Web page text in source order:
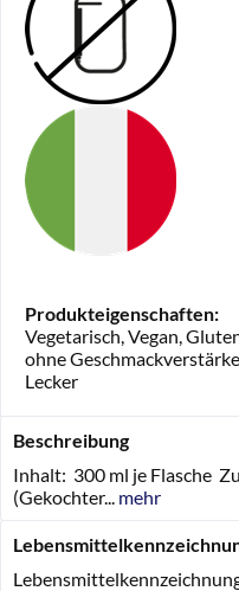
Produkteigenschaften:
Vegetarisch, Vegan,
ohne
Lecker
Beschreibung
Inhalt: 300 ml je Flasche
(Gekochter... mehr